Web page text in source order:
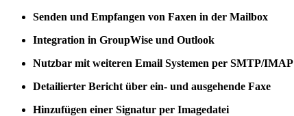
Senden und Empfangen von Faxen in der Mailbox
Integration in GroupWise und Outlook
Nutzbar mit weiteren Email Systemen per SMTP/IMAP
Detailierter Bericht über ein- und ausgehende Faxe
Hinzufügen einer Signatur per Imagedatei